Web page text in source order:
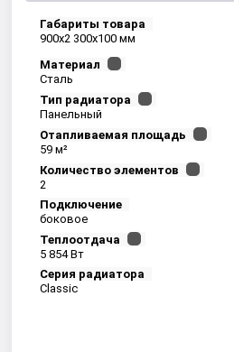
Габариты товара
900x2 300x100 мм
Материал
Сталь
Тип радиатора
Панельный
Отапливаемая площадь
59 м²
Количество элементов
2
Подключение
боковое
Теплоотдача
5 854 Вт
Серия радиатора
Classic